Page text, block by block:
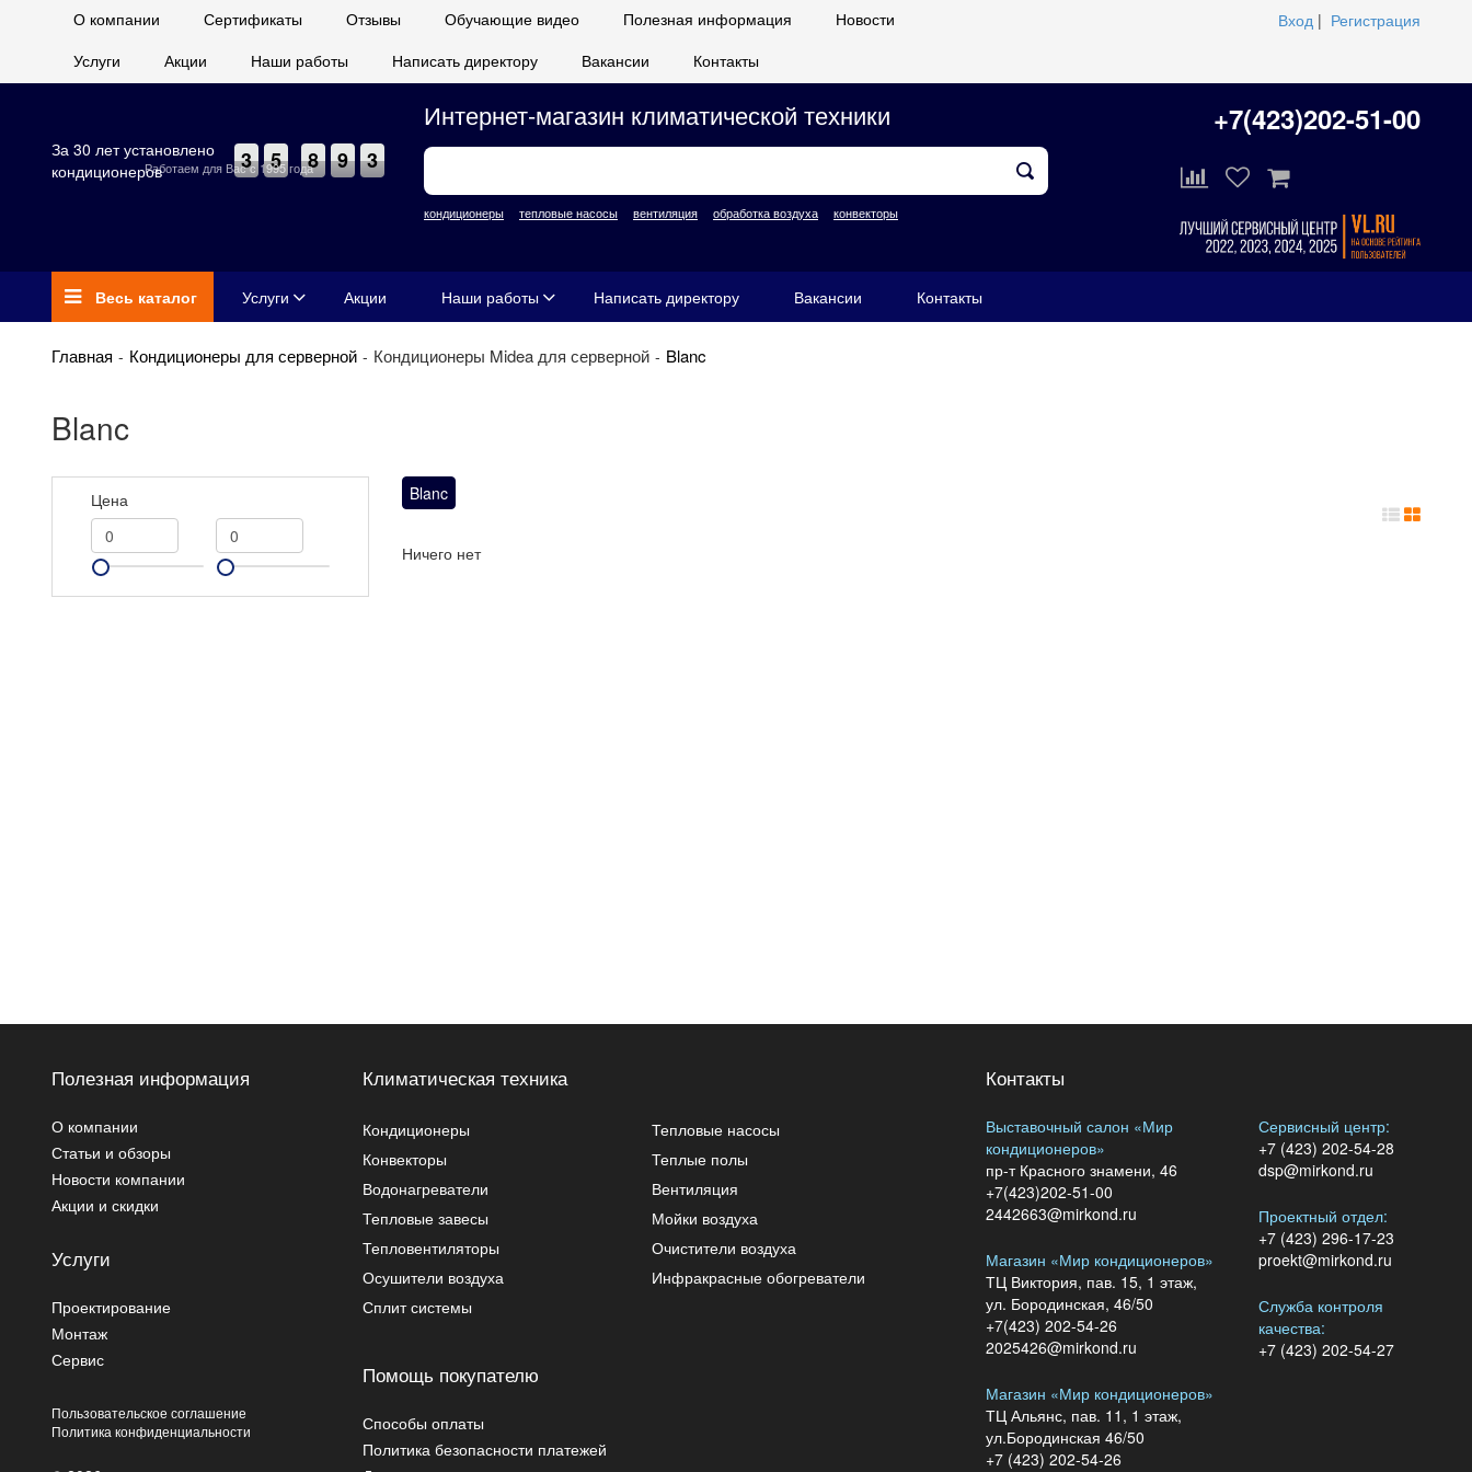
О компании Сертификаты Отзывы Обучающие видео Полезная информация
Новости
Услуги
Акции Наши работы Написать директору Вакансии Контакты
Вход | Регистрация
Работаем для Вас с 1995 года
За 30 лет установлено
кондиционеров
3 5 8 9 3
Интернет-магазин климатической техники
кондиционеры тепловые насосы вентиляция обработка воздуха конвекторы
+7(423)202-51-00
Весь каталог Услуги Акции Наши работы Написать директору Вакансии Контакты
Главная Кондиционеры для серверной Кондиционеры Midea для серверной Blanc
Blanc
Blanc
Ничего нет
Цена
Полезная информация
О компании
Статьи и обзоры
Новости компании
Акции и скидки
Услуги
Проектирование
Монтаж
Сервис
Климатическая техника
Кондиционеры
Тепловые насосы
Конвекторы
Теплые полы
Водонагреватели
Вентиляция
Тепловые завесы
Мойки воздуха
Тепловентиляторы
Очистители воздуха
Осушители воздуха
Инфракрасные обогреватели
Сплит системы
Пользовательское соглашение
Политика конфиденциальности
Помощь покупателю
Способы оплаты
Политика безопасности платежей
Контакты
Выставочный салон «Мир
кондиционеров»
пр-т Красного знамени, 46
+7(423)202-51-00
2442663@mirkond.ru
Магазин «Мир кондиционеров»
ТЦ Виктория, пав. 15, 1 этаж,
ул. Бородинская, 46/50
+7(423) 202-54-26
2025426@mirkond.ru
Магазин «Мир кондиционеров»
ТЦ Альянс, пав. 11, 1 этаж,
ул.Бородинская 46/50
+7 (423) 202-54-26
Сервисный центр:
+7 (423) 202-54-28
dsp@mirkond.ru
Проектный отдел:
+7 (423) 296-17-23
proekt@mirkond.ru
Служба контроля
качества:
+7 (423) 202-54-27